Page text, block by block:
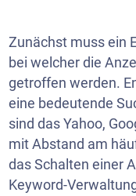
Zunächst muss ein
bei welcher die
getroffen werden.
eine bedeutende
sind das Yahoo,
mit Abstand am
das Schalten einer
Keyword-